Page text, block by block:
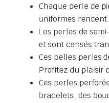
Chaque perle de
uniformes
Les perles de
et sont censés
Ces belles perles
Profitez du plaisir
Ces perles
bracelets, des